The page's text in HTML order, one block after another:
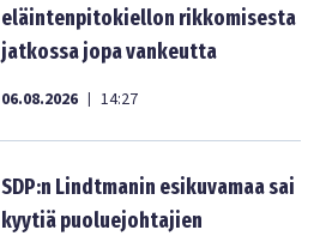
eläintenpitokiellon rikkomisesta
jatkossa jopa vankeutta
06.08.2026 | 14:27
SDP:n Lindtmanin esikuvamaa sai
kyytiä puoluejohtajien